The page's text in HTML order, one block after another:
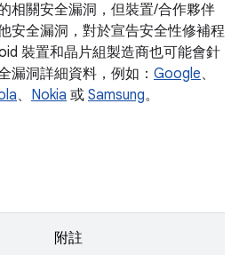
相關安全漏洞，但裝置/合作夥伴
安全漏洞，對於宣告安全性修補程
裝置和晶片組製造商也可能會針
漏洞詳細資料，例如： Google、
、 Nokia 或 Samsung。
附註